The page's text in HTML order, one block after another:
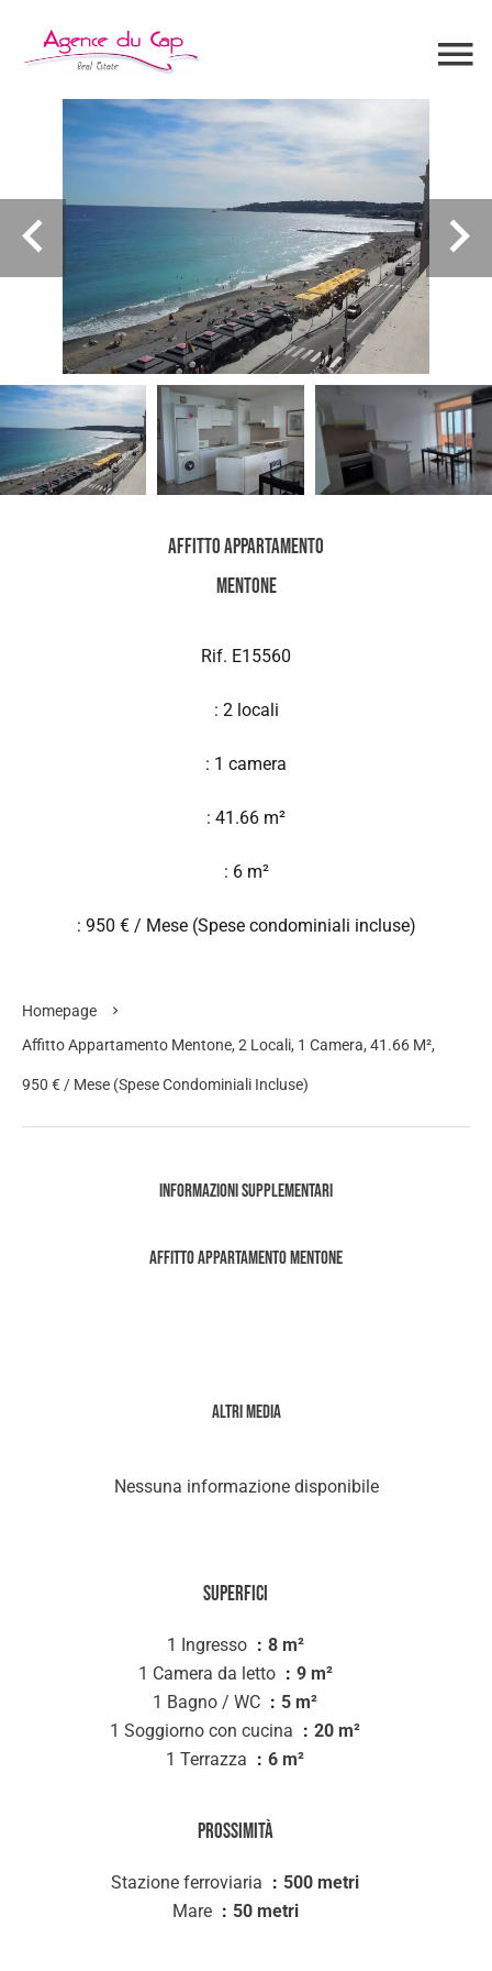
Affitto Appartamento
Mentone
Rif. E15560
: 2 locali
: 1 camera
: 41.66 m²
: 6 m²
: 950 € / Mese (Spese condominiali incluse)
Homepage
Affitto Appartamento Mentone, 2 Locali, 1 Camera, 41.66 M²,
950 € / Mese (Spese Condominiali Incluse)
Informazioni supplementari
Affitto Appartamento Mentone
Altri media
Nessuna informazione disponibile
Superfici
1 Ingresso
8 m²
1 Camera da letto
9 m²
1 Bagno / WC
5 m²
1 Soggiorno con cucina
20 m²
1 Terrazza
6 m²
Prossimità
Stazione ferroviaria
500 metri
Mare
50 metri